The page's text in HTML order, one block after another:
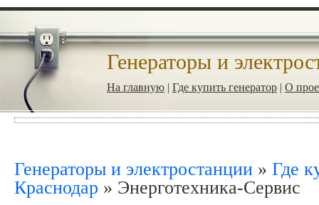
Генераторы и
На главную | Где купить генератор | О
Генераторы и электростанции » Где
Краснодар » Энерготехника-Сервис